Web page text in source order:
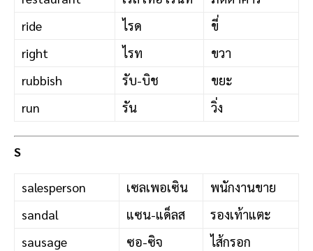
ride
ไรด
ขี่
right
ไรท
ขวา
rubbish
รับ-บิช
ขยะ
run
รัน วิ่ง
S
salesperson เซลเพอเซิน
พนักงานขาย
sandal
แซน-แด็ลส
รองเท้าแตะ
sausage
ซอ-ซิจ
ไส้กรอก